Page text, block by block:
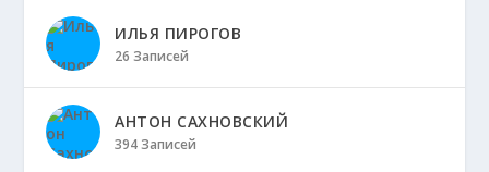
ИЛЬЯ ПИРОГОВ
26 Записей
АНТОН САХНОВСКИЙ
394 Записей